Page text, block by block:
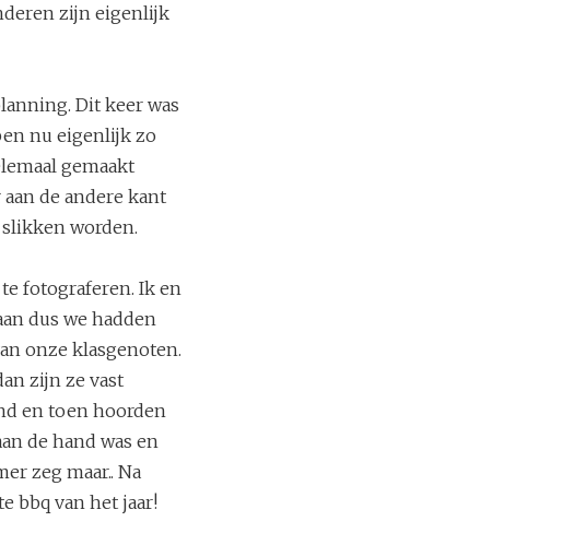
zijn eigenlijk
Dit keer was
nu eigenlijk zo
gemaakt
de andere kant
worden.
fotograferen. Ik en
dus we hadden
onze klasgenoten.
zijn ze vast
en toen hoorden
de hand was en
zeg maar.. Na
bbq van het jaar!